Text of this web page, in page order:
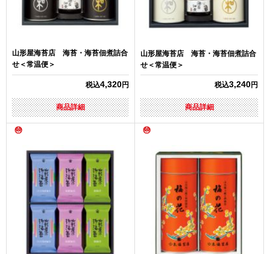
山形屋海苔店 海苔・海苔佃煮詰合
せ＜常温便＞
税込4,320円
商品詳細
山形屋海苔店 海苔・海苔佃煮詰合
せ＜常温便＞
税込3,240円
商品詳細